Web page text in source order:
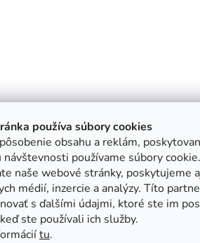
používa súbory cookies
obsahu a reklám,
návštevnosti používame súbory
naše webové stránky, poskytujeme
médií, inzercie a analýzy. Títo
s ďalšími údajmi, ktoré ste im
ste používali ich služby.
tu.